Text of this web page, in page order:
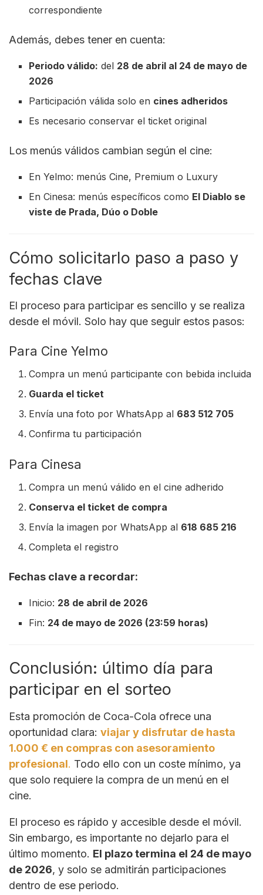
correspondiente
Además, debes tener en cuenta:
Periodo válido: del 28 de abril al 24 de mayo de
2026
Participación válida solo en cines adheridos
Es necesario conservar el ticket original
Los menús válidos cambian según el cine:
En Yelmo: menús Cine, Premium o Luxury
En Cinesa: menús específicos como El Diablo se
viste de Prada, Dúo o Doble
Cómo solicitarlo paso a paso y
fechas clave
El proceso para participar es sencillo y se realiza
desde el móvil. Solo hay que seguir estos pasos:
Para Cine Yelmo
Compra un menú participante con bebida incluida
Guarda el ticket
Envía una foto por WhatsApp al 683 512 705
Confirma tu participación
Para Cinesa
Compra un menú válido en el cine adherido
Conserva el ticket de compra
Envía la imagen por WhatsApp al 618 685 216
Completa el registro
Fechas clave a recordar:
Inicio: 28 de abril de 2026
Fin: 24 de mayo de 2026 (23:59 horas)
Conclusión: último día para
participar en el sorteo
Esta promoción de Coca-Cola ofrece una
oportunidad clara: viajar y disfrutar de hasta
1.000 € en compras con asesoramiento
profesional. Todo ello con un coste mínimo, ya
que solo requiere la compra de un menú en el
cine.
El proceso es rápido y accesible desde el móvil.
Sin embargo, es importante no dejarlo para el
último momento. El plazo termina el 24 de mayo
de 2026, y solo se admitirán participaciones
dentro de ese periodo.